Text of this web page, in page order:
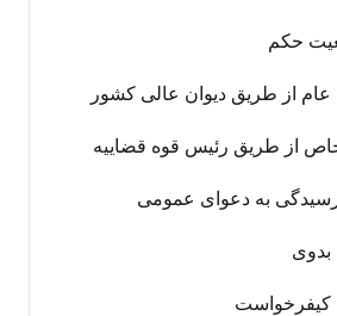
حکم
عام از طریق دیوان عالی کشور
از طریق رئیس قوه قضاییه
به دعوای عمومی
بدوی
کیفرخواست